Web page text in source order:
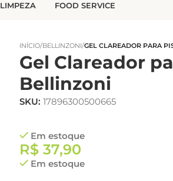
LIMPEZA FOOD SERVICE
INÍCIO/BELLINZONI/GEL CLAREADOR PARA
Gel Clareador
Bellinzoni
SKU: 17896300500665
Em estoque
R$37,90
Em estoque